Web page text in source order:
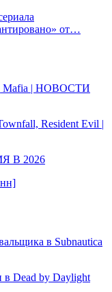
от…
Mafia | НОВОСТИ
Resident Evil |
В 2026
в Subnautica
в Dead by Daylight